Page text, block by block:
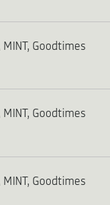
Goodtimes
Goodtimes
Goodtimes